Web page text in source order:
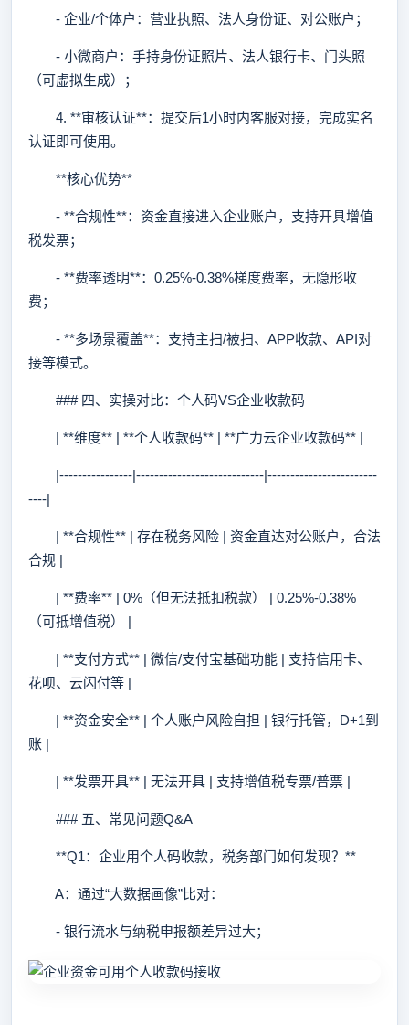
- 企业/个体户：营业执照、法人身份证、对公账户；
- 小微商户：手持身份证照片、法人银行卡、门头照
（可虚拟生成）；
4. **审核认证**：提交后1小时内客服对接，完成实名
认证即可使用。
**核心优势**
- **合规性**：资金直接进入企业账户，支持开具增值
税发票；
- **费率透明**：0.25%-0.38%梯度费率，无隐形收
费；
- **多场景覆盖**：支持主扫/被扫、APP收款、API对
接等模式。
### 四、实操对比：个人码VS企业收款码
| **维度** | **个人收款码** | **广力云企业收款码** |
|----------------|----------------------------|------------------------
----|
| **合规性** | 存在税务风险 | 资金直达对公账户，合法
合规 |
| **费率** | 0%（但无法抵扣税款） | 0.25%-0.38%
（可抵增值税） |
| **支付方式** | 微信/支付宝基础功能 | 支持信用卡、
花呗、云闪付等 |
| **资金安全** | 个人账户风险自担 | 银行托管，D+1到
账 |
| **发票开具** | 无法开具 | 支持增值税专票/普票 |
### 五、常见问题Q&A
**Q1：企业用个人码收款，税务部门如何发现？**
A：通过“大数据画像”比对：
- 银行流水与纳税申报额差异过大；